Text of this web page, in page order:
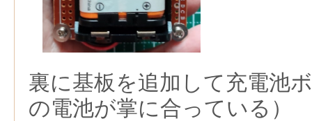
裏に基板を追加して充電池
の電池が掌に合っている）